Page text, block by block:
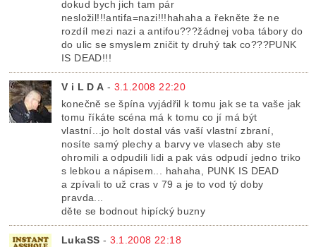
dokud bych jich tam pár
nesložil!!!antifa=nazi!!!hahaha a řekněte že ne
rozdíl mezi nazi a antifou???žádnej voba tábory do
do ulic se smyslem zničit ty druhý tak co???PUNK
IS DEAD!!!
V i L D A - 3.1.2008 22:20
konečně se špína vyjádřil k tomu jak se ta vaše jak
tomu říkáte scéna má k tomu co jí má být
vlastní...jo holt dostal vás vaší vlastní zbraní,
nosíte samý plechy a barvy ve vlasech aby ste
ohromili a odpudili lidi a pak vás odpudí jedno triko
s lebkou a nápisem... hahaha, PUNK IS DEAD
a zpívali to už cras v 79 a je to vod tý doby
pravda...
děte se bodnout hipícký buzny
LukaSS - 3.1.2008 22:18